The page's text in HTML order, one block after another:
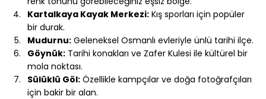
Kartalkaya Kayak Merkezi: Kış sporları için popüler
bir durak.
Mudurnu: Geleneksel Osmanlı evleriyle ünlü tarihi ilçe.
Göynük: Tarihi konakları ve Zafer Kulesi ile kültürel bir
mola noktası.
Sülüklü Göl: Özellikle kampçılar ve doğa fotoğrafçıları
için bakir bir alan.